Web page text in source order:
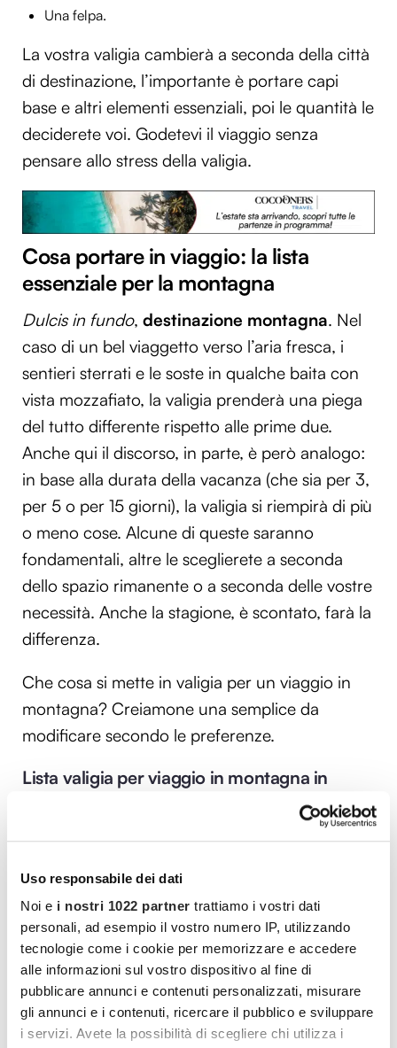
Uso responsabile dei dati
Noi e i nostri 1022 partner trattiamo i vostri dati
personali, ad esempio il vostro numero IP, utilizzando
tecnologie come i cookie per memorizzare e accedere
alle informazioni sul vostro dispositivo al fine di
pubblicare annunci e contenuti personalizzati, misurare
gli annunci e i contenuti, ricercare il pubblico e sviluppare
i servizi. Avete la possibilità di scegliere chi utilizza i
Una felpa.
La vostra valigia cambierà a seconda della città
di destinazione, l’importante è portare capi
base e altri elementi essenziali, poi le quantità le
deciderete voi. Godetevi il viaggio senza
pensare allo stress della valigia.
Cosa portare in viaggio: la lista
essenziale per la montagna
Dulcis in fundo, destinazione montagna. Nel
caso di un bel viaggetto verso l’aria fresca, i
sentieri sterrati e le soste in qualche baita con
vista mozzafiato, la valigia prenderà una piega
del tutto differente rispetto alle prime due.
Anche qui il discorso, in parte, è però analogo:
in base alla durata della vacanza (che sia per 3,
per 5 o per 15 giorni), la valigia si riempirà di più
o meno cose. Alcune di queste saranno
fondamentali, altre le sceglierete a seconda
dello spazio rimanente o a seconda delle vostre
necessità. Anche la stagione, è scontato, farà la
differenza.
Che cosa si mette in valigia per un viaggio in
montagna? Creiamone una semplice da
modificare secondo le preferenze.
Lista valigia per viaggio in montagna in
Occhiali da vista e occhiali da sole;
Crema protettiva;
Borraccia per l’acqua;
Giacca k-way antipioggia e antivento;